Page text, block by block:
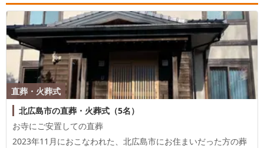
直葬・火葬式
北広島市の直葬・火葬式（5名）
お寺にご安置しての直葬
2023年11月におこなわれた、 北広島市にお住まいだった方の葬